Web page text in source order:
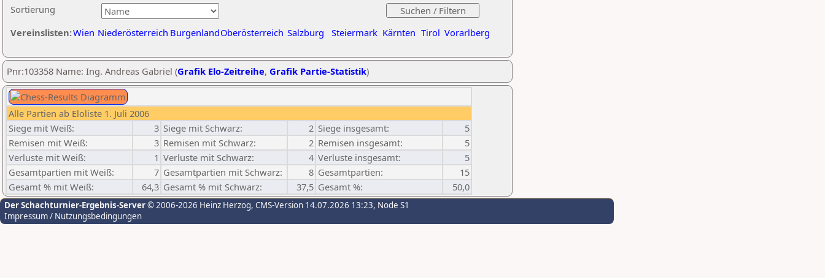
Sortierung
Vereinslisten:Wien Niederösterreich BurgenlandOberösterreich Salzburg Steiermark Kärnten Tirol Vorarlberg
Pnr:103358 Name: Ing. Andreas Gabriel (Grafik Elo-Zeitreihe, Grafik Partie-Statistik)
Alle Partien ab Eloliste 1. Juli 2006
Siege mit Weiß:
3 Siege mit Schwarz: 2 Siege insgesamt:
5
Remisen mit Weiß:
3 Remisen mit Schwarz: 2 Remisen insgesamt:
5
Verluste mit Weiß:
1 Verluste mit Schwarz: 4 Verluste insgesamt:
5
Gesamtpartien mit Weiß:
7 Gesamtpartien mit Schwarz: 8 Gesamtpartien:
15
Gesamt % mit Weiß:
64,3 Gesamt % mit Schwarz: 37,5 Gesamt %: 50,0
Der Schachturnier-Ergebnis-Server© 2006-2026 Heinz Herzog, CMS-Version 14.07.2026 13:23, Node S1
Impressum / Nutzungsbedingungen